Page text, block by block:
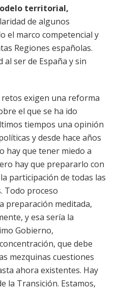
territorial,
de algunos
el marco competencial y
Regiones españolas.
al ser de España y sin
exigen una reforma
el que se ha ido
tiempos una opinión
y desde hace años
hay que tener miedo a
hay que prepararlo con
participación de todas las
Todo proceso
preparación meditada,
y esa sería la
Gobierno,
que debe
mezquinas cuestiones
ahora existentes. Hay
la Transición. Estamos,